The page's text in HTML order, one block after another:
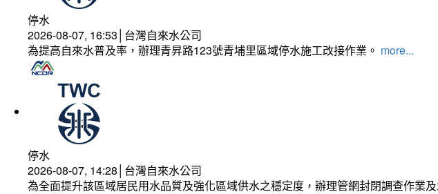
停水
2026-08-07, 16:53│台灣自來水公司
為提高自來水普及率，辦理青昇路123號青埔里區域停水施工改接作業。 more...
停水
2026-08-07, 14:28│台灣自來水公司
為全面提升該區域居民用水品質及強化區域供水之穩定度，辦理管網封閉調查作業